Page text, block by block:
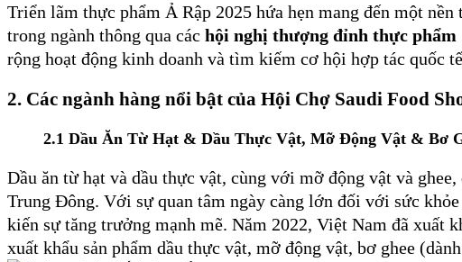
Triển lãm thực phẩm Ả Rập 2025 hứa hẹn mang đến một
trong ngành thông qua các hội nghị thượng đỉnh thực phẩm
rộng hoạt động kinh doanh và tìm kiếm cơ hội hợp tác quốc
2. Các ngành hàng nổi bật của Hội Chợ Saudi Food
2.1 Dầu Ăn Từ Hạt & Dầu Thực Vật, Mỡ Động Vật & Bơ
Dầu ăn từ hạt và dầu thực vật, cùng với mỡ động vật và
Trung Đông. Với sự quan tâm ngày càng lớn đối với sức
kiến sự tăng trưởng mạnh mẽ. Năm 2022, Việt Nam đã xuất
xuất khẩu sản phẩm dầu thực vật, mỡ động vật, bơ ghee